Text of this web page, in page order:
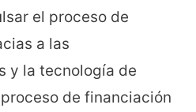
el proceso de
a las
y la tecnología de
de financiación